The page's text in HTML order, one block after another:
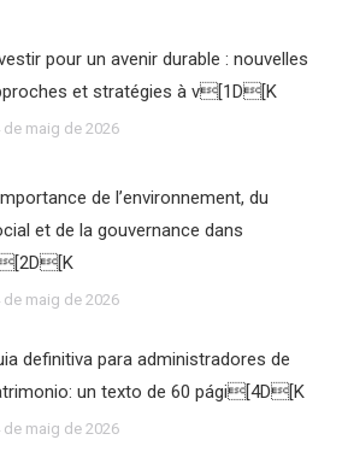
pour un avenir durable : nouvelles
et stratégies à v[1D[K
de maig de 2026
de l’environnement, du
et de la gouvernance dans
de maig de 2026
definitiva para administradores de
un texto de 60 pági[4D[K
de maig de 2026